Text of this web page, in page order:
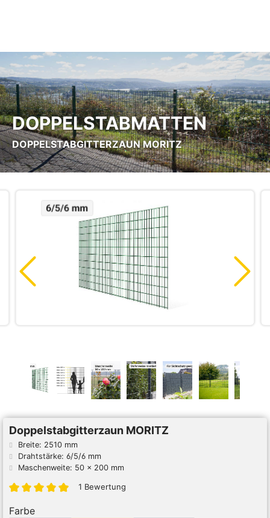
DOPPELSTABMATTEN
DOPPELSTABGITTERZAUN MORITZ
Doppelstabgitterzaun MORITZ
Breite: 2510 mm
Drahtstärke: 6/5/6 mm
Maschenweite: 50 x 200 mm
1 Bewertung
Farbe